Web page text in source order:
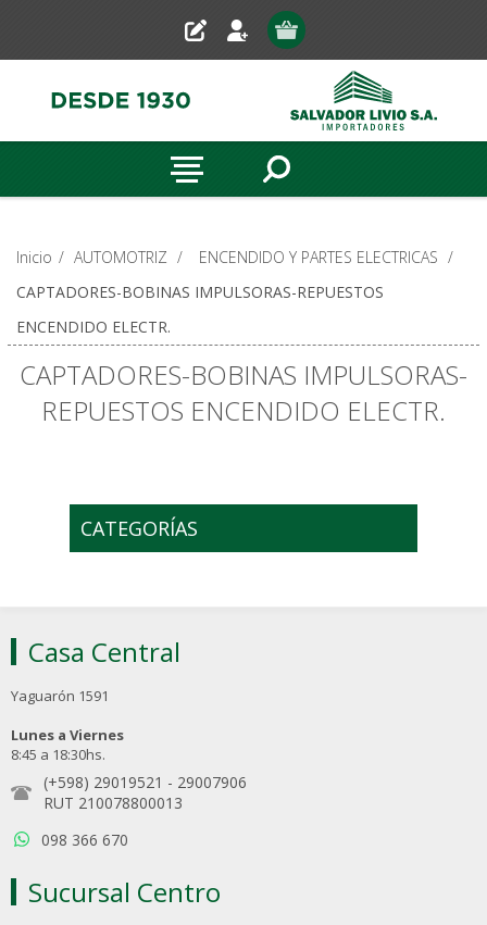
Inicio / AUTOMOTRIZ / ENCENDIDO Y PARTES ELECTRICAS /
CAPTADORES-BOBINAS IMPULSORAS-REPUESTOS
ENCENDIDO ELECTR.
CAPTADORES-BOBINAS IMPULSORAS-
REPUESTOS ENCENDIDO ELECTR.
CATEGORÍAS
Casa Central
Yaguarón 1591
Lunes a Viernes
8:45 a 18:30hs.
(+598) 29019521 - 29007906
RUT 210078800013
098 366 670
Sucursal Centro